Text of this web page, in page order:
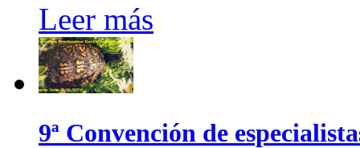
Leer más
9ª Convención de